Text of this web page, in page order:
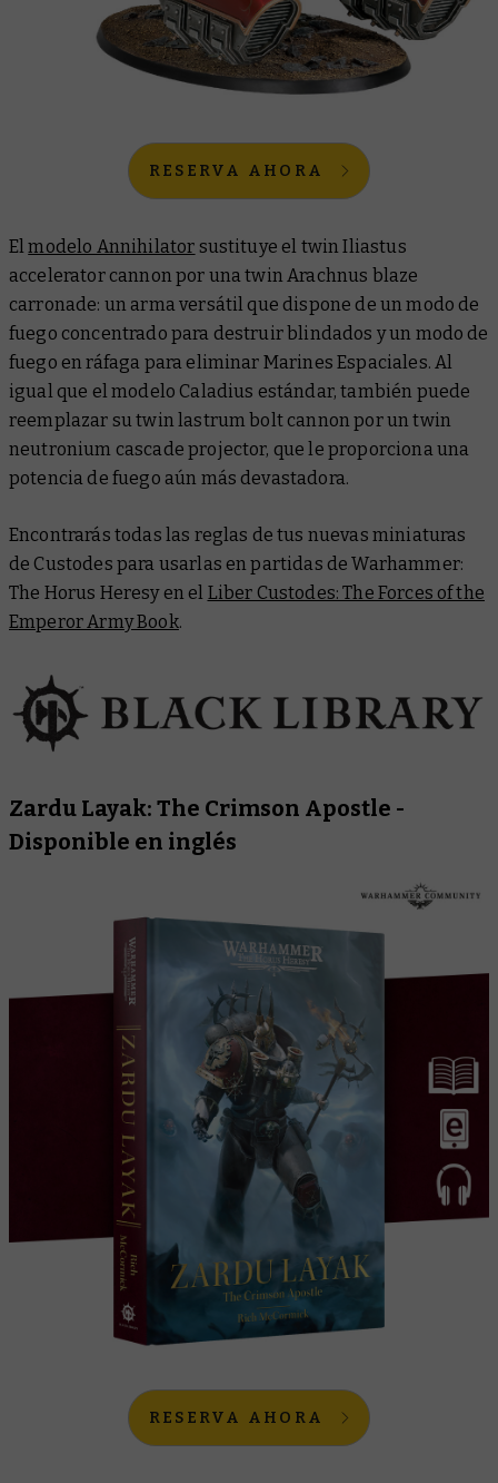
RESERVA AHORA
Elmodelo Annihilator sustituye el twin Iliastus
accelerator cannon por una twin Arachnus blaze
carronade: un arma versátil que dispone de un modo de
fuego concentrado para destruir blindados y un modo de
fuego en ráfaga para eliminar Marines Espaciales. Al
igual que el modelo Caladius estándar, también puede
reemplazar su twin lastrum bolt cannon por un twin
neutronium cascade projector, que le proporciona una
potencia de fuego aún más devastadora.
Encontrarás todas las reglas de tus nuevas miniaturas
de Custodes para usarlas en partidas de Warhammer:
The Horus Heresy en el Liber Custodes: The Forces of the
Emperor Army Book.
Zardu Layak: The Crimson Apostle -
Disponible en inglés
RESERVA AHORA